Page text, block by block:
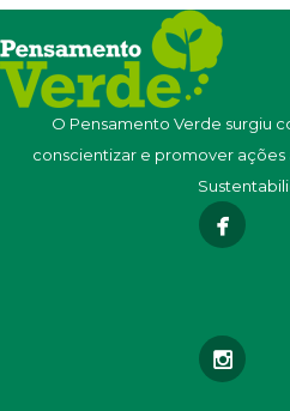
O Pensamento Verde surgiu
conscientizar e promover